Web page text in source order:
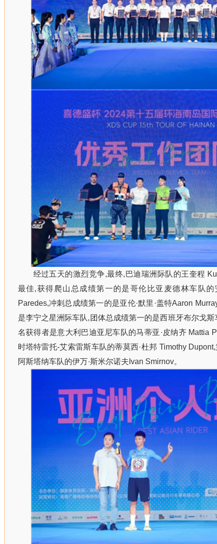
经过五天的激烈竞争,最终,巴迪瑞洲际队的王奎程
最佳,获得爬山总成绩第一的是哥伦比亚麦德林车队的
Paredes,冲刺总成绩第一的是亚伦·默里·盖特Aaron
是李宁之星洲际车队,团体总成绩第一的是西班牙布尔戈
名获得者是意大利巴迪亚尼车队的马蒂亚·皮纳齐 Mattia
时塔特雷托-艾索雷斯车队的蒂莫西·杜邦 Timothy
阿斯塔纳车队的伊万·斯米尔诺夫Ivan Smirnov。